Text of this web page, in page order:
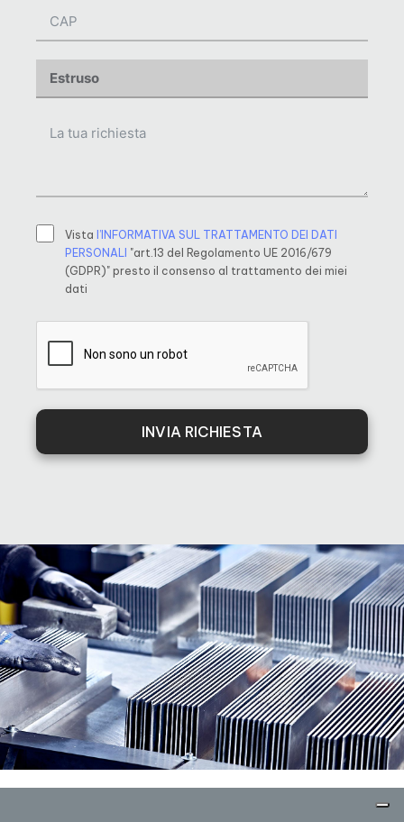
Vista l’INFORMATIVA SUL TRATTAMENTO DEI DATI
PERSONALI "art.13 del Regolamento UE 2016/679
(GDPR)" presto il consenso al trattamento dei miei
dati
INVIA RICHIESTA